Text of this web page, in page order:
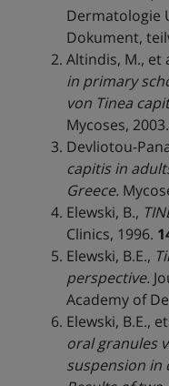
Dermatologie
Dokument,
Altindis, M., et
in primary
von Tinea
Mycoses, 2003.
Devliotou-
capitis in
Greece.
Elewski, B.,
Clinics, 1996.
Elewski, B.E.,
perspective.
Academy of
Elewski, B.E.,
oral granules
suspension in